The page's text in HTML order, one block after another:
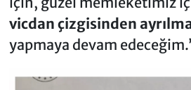
vicdan çizgisinden
yapmaya devam